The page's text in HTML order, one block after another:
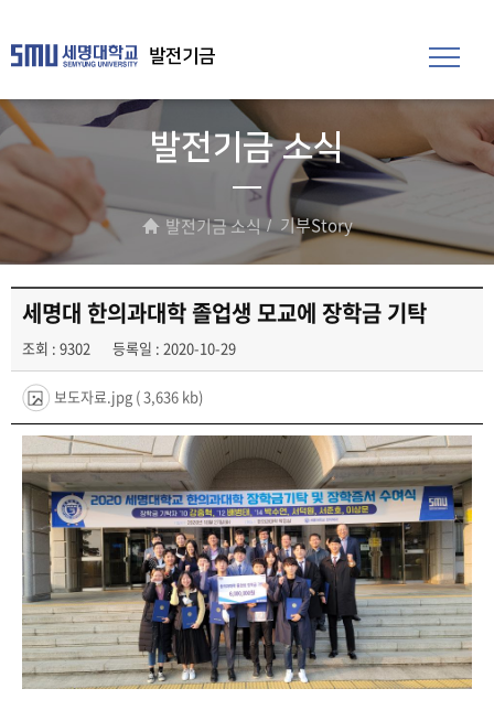
발전기금
발전기금 소식
발전기금 소식 기부Story
세명대 한의과대학 졸업생 모교에 장학금 기탁
조회 : 9302 등록일 : 2020-10-29
보도자료.jpg ( 3,636 kb)